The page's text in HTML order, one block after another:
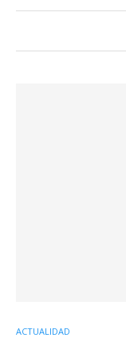
ACTUALIDAD